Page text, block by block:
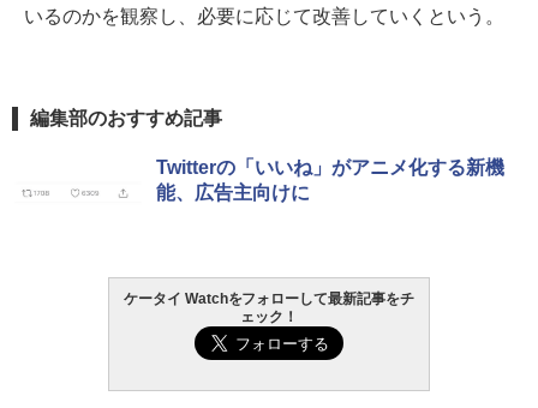
いるのかを観察し、必要に応じて改善していくという。
編集部のおすすめ記事
Twitterの「いいね」がアニメ化する新機
能、広告主向けに
ケータイ Watchをフォローして最新記事をチ
ェック！